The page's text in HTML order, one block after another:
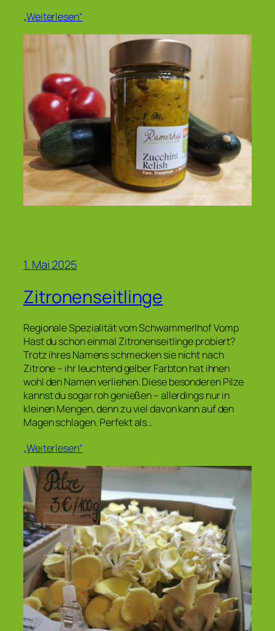
„Weiterlesen“
1. Mai 2025
Zitronenseitlinge
Regionale Spezialität vom Schwammerlhof Vomp
Hast du schon einmal Zitronenseitlinge probiert?
Trotz ihres Namens schmecken sie nicht nach
Zitrone – ihr leuchtend gelber Farbton hat ihnen
wohl den Namen verliehen. Diese besonderen Pilze
kannst du sogar roh genießen – allerdings nur in
kleinen Mengen, denn zu viel davon kann auf den
Magen schlagen. Perfekt als…
„Weiterlesen“